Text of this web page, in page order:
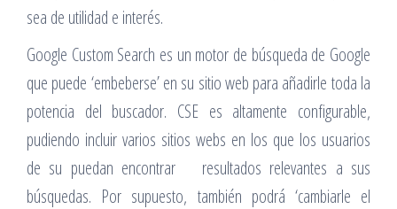
sea de utilidad e interés.
Google Custom Search es un motor de búsqueda de Google
que puede ‘embeberse’ en su sitio web para añadirle toda la
potencia del buscador. CSE es altamente configurable,
pudiendo incluir varios sitios webs en los que los usuarios
de su puedan encontrar resultados relevantes a sus
búsquedas. Por supuesto, también podrá ‘cambiarle el